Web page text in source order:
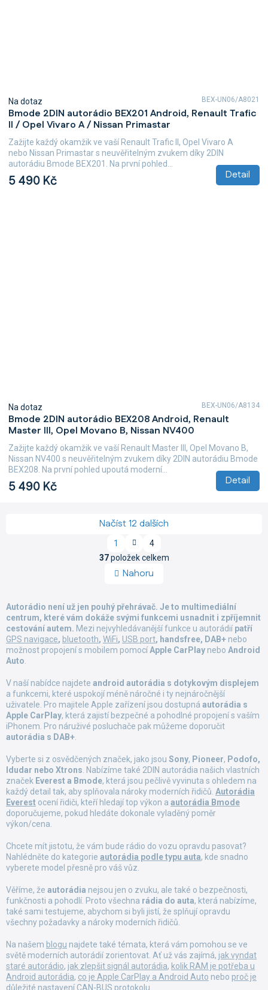
Bmode 2DIN autorádio BEX201 Android, Renault Trafic
II / Opel Vivaro A / Nissan Primastar
Na dotaz
5 490 Kč Detail
Zažijte každý okamžik ve vaší Renault Trafic II, Opel Vivaro A
nebo Nissan Primastar s neuvěřitelným zvukem díky 2DIN
autorádiu Bmode BEX201. Na první pohled...
BEX-UN06/A8021
Bmode 2DIN autorádio BEX208 Android, Renault
Master III, Opel Movano B, Nissan NV400
Na dotaz
5 490 Kč Detail
Zažijte každý okamžik ve vaší Renault Master III, Opel Movano B,
Nissan NV400 s neuvěřitelným zvukem díky 2DIN autorádiu Bmode
BEX208. Na první pohled upoutá moderní...
BEX-UN06/A8134
O
v
l
a
c
í
p
r
k
y
v
ý
p
u
Načíst 12 dalších
S
t
r
á
n
v
á
n
í
1
4
37položek celkem
Nahoru
Autorádio není už jen pouhý přehrávač. Je to multimediální
centrum, které vám dokáže svými funkcemi usnadnit i zpříjemnit
cestování autem. Mezi nejvyhledávanější funkce u autorádií patří
GPS navigace, bluetooth, WiFi, USB port, handsfree, DAB+ nebo
možnost propojení s mobilem pomocíApple CarPlay nebo Android
Auto.
V naší nabídce najdete android autorádia s dotykovým displejem
a funkcemi, které uspokojí méně náročné i ty nejnáročnější
uživatele. Pro majitele Apple zařízení jsou dostupná autorádia s
Apple CarPlay, která zajistí bezpečné a pohodlné propojení s vaším
iPhonem. Pro náruživé posluchače pak můžeme doporučit
autorádia s DAB+.
Vyberte si z osvědčených značek, jako jsou Sony, Pioneer, Podofo,
Idudar nebo Xtrons. Nabízíme také 2DIN autorádia našich vlastních
značek Everest a Bmode, která jsou pečlivě vyvinuta s ohledem na
každý detail tak, aby splňovala nároky moderních řidičů. Autorádia
Everest ocení řidiči, kteří hledají top výkon a autorádia Bmode
doporučujeme, pokud hledáte dokonale vyladěný poměr
výkon/cena.
Chcete mít jistotu, že vám bude rádio do vozu opravdu pasovat?
Nahlédněte do kategorie autorádia podle typu auta, kde snadno
vyberete model přesně pro váš vůz.
Věříme, že autorádia nejsou jen o zvuku, ale také o bezpečnosti,
funkčnosti a pohodlí. Proto všechna rádia do auta, která nabízíme,
také sami testujeme, abychom si byli jistí, že splňují opravdu
všechny požadavky a nároky moderních řidičů.
Na našem blogu najdete také témata, která vám pomohou se ve
světě moderních autorádií zorientovat. Ať už vás zajímá, jak vyndat
staré autorádio, jak zlepšit signál autorádia, kolik RAM je potřeba u
Android autorádia, co je Apple CarPlay a Android Auto nebo proč je
důležité nastavení CAN-BUS protokolu